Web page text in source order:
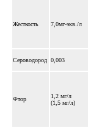
Жесткость 7,0мг-экв./л
Сероводород 0,003
Фтор
1,2 мг/л
(1,5 мг/л)